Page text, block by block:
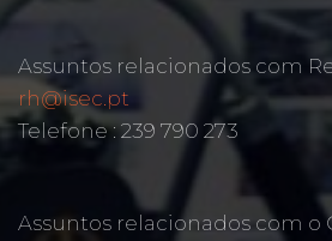
Assuntos relacionados com
rh@isec.pt
Telefone : 239 790 273
Assuntos relacionados com o